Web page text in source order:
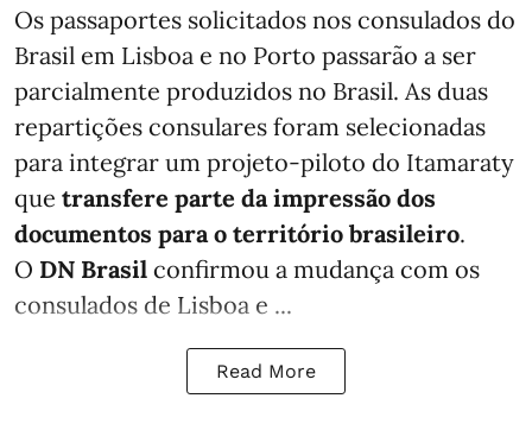
Os passaportes solicitados nos consulados do
Brasil em Lisboa e no Porto passarão a ser
parcialmente produzidos no Brasil. As duas
repartições consulares foram selecionadas
para integrar um projeto-piloto do Itamaraty
que transfere parte da impressão dos
documentos para o território brasileiro.
O DN Brasil confirmou a mudança com os
consulados de Lisboa e ...
Read More